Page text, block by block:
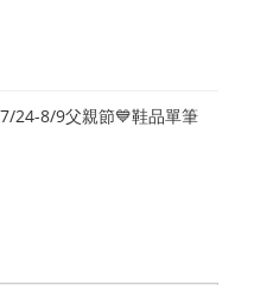
24-8/9父親節💙鞋品單筆